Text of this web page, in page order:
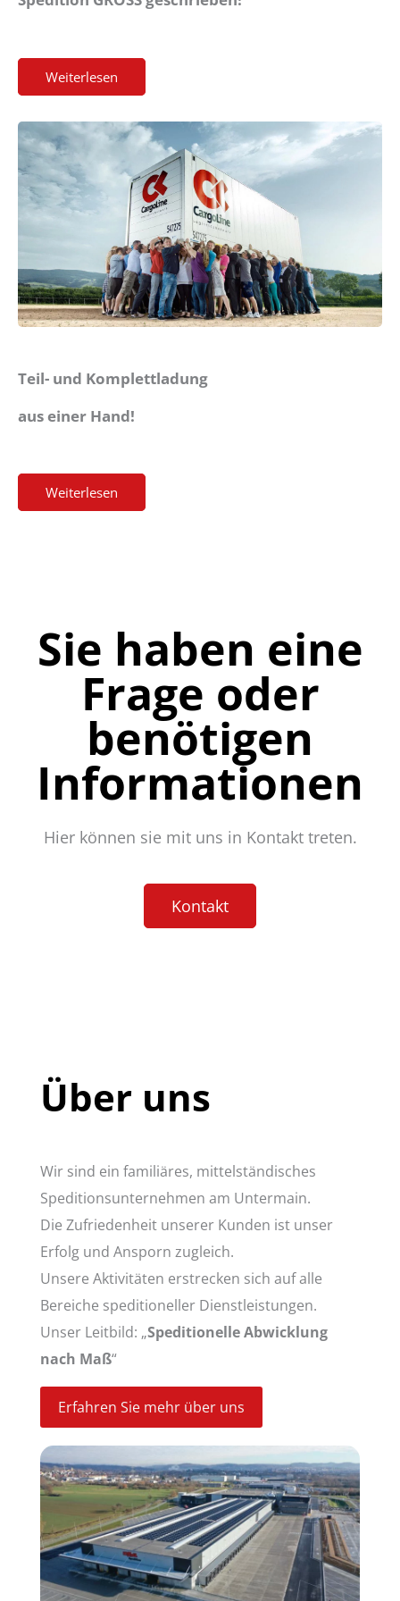
Weiterlesen
Teil- und Komplettladung
aus einer Hand!
Weiterlesen
Sie haben eine
Frage oder
benötigen
Informationen
Hier können sie mit uns in Kontakt treten.
Kontakt
Über uns
Wir sind ein familiäres, mittelständisches
Speditionsunternehmen am Untermain.
Die Zufriedenheit unserer Kunden ist unser
Erfolg und Ansporn zugleich.
Unsere Aktivitäten erstrecken sich auf alle
Bereiche speditioneller Dienstleistungen.
Unser Leitbild: „Speditionelle Abwicklung
nach Maß“
Erfahren Sie mehr über uns